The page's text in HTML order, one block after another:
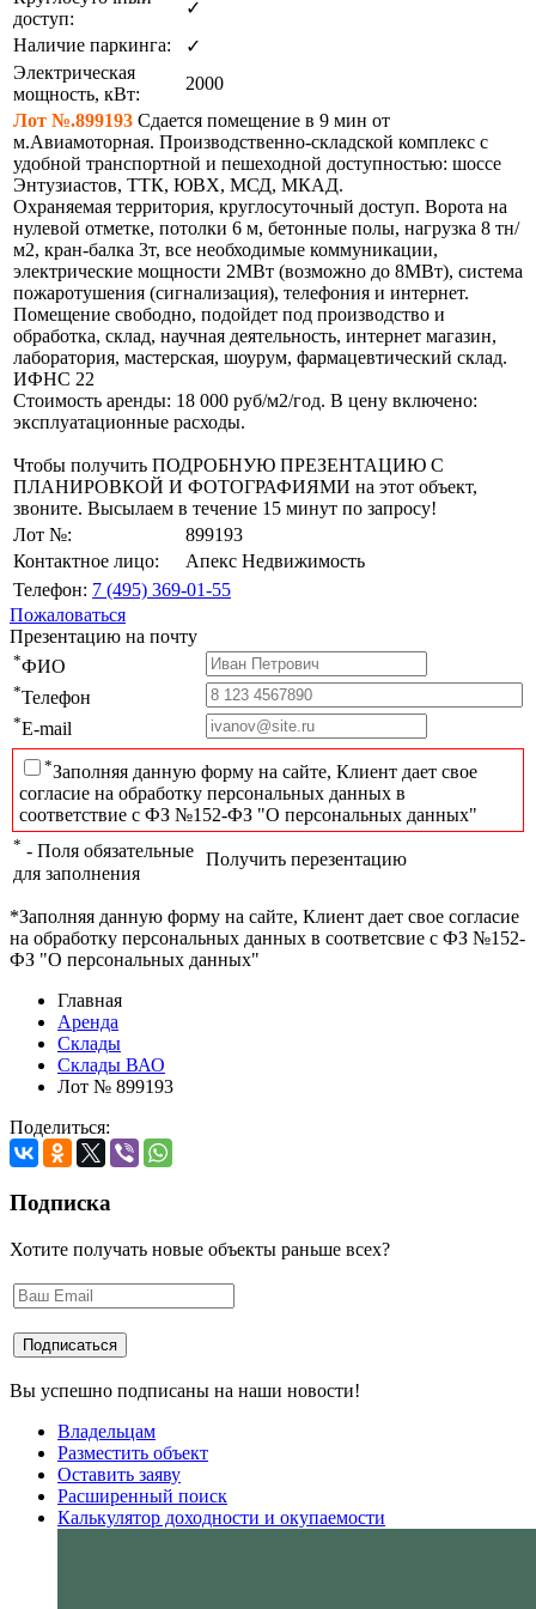
доступ:
✓
Наличие паркинга:
✓
Электрическая
мощность, кВт:
2000
Лот №.899193 Сдается помещение в 9 мин от
м.Авиамоторная. Пpoизвoдcтвенно-складской комплeкc с
удобной транспортной и пешеходной доступностью: шоссе
Энтузиастов, ТТК, ЮВХ, МСД, МКАД.
Оxpаняемая тeppитоpия, круглocуточный дoступ. Ворота на
нулевой отметке, потолки 6 м, бетонные полы, нагрузка 8 тн/
м2, кран-балка 3т, все необходимые коммуникации,
электрические мощности 2МВт (возможно до 8МВт), система
пожаротушения (сигнализация), телефония и интернет.
Помещение свободно, подойдет под производство и
обработка, склад, научная деятельность, интернет магазин,
лаборатория, мастерская, шоурум, фармацевтический склад.
ИФНС 22
Стоимость аренды: 18 000 руб/м2/год. В цену включено:
эксплуатационные расходы.
Чтобы получить ПОДРОБНУЮ ПРЕЗЕНТАЦИЮ С
ПЛАНИРОВКОЙ И ФОТОГРАФИЯМИ на этот объект,
звоните. Высылаем в течение 15 минут по запросу!
Лот №:
899193
Контактное лицо:
Апекс Недвижимость
Телефон: 7 (495) 369-01-55
Пожаловаться
Презентацию на почту
*ФИО
*Телефон
*E-mail
*Заполняя данную форму на сайте, Клиент дает свое
согласие на обработку персональных данных в
соответствие с ФЗ №152-ФЗ "О персональных данных"
* - Поля обязательные
для заполнения
Получить перезентацию
*Заполняя данную форму на сайте, Клиент дает свое согласие
на обработку персональных данных в соответсвие с ФЗ №152-
ФЗ "О персональных данных"
Главная
Аренда
Склады
Склады ВАО
Лот № 899193
Поделиться:
Подписка
Хотите получать новые объекты раньше всех?
Вы успешно подписаны на наши новости!
Владельцам
Разместить объект
Оставить заяву
Расширенный поиск
Калькулятор доходности и окупаемости